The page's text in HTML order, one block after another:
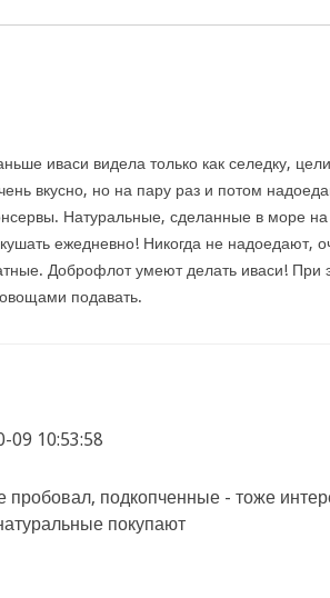
иваси видела только как селедку,
вкусно, но на пару раз и потом
Натуральные, сделанные в море
ежедневно! Никогда не надоедают,
Доброфлот умеют делать иваси! При
подавать.
09 10:53:58
подкопченные - тоже
покупают